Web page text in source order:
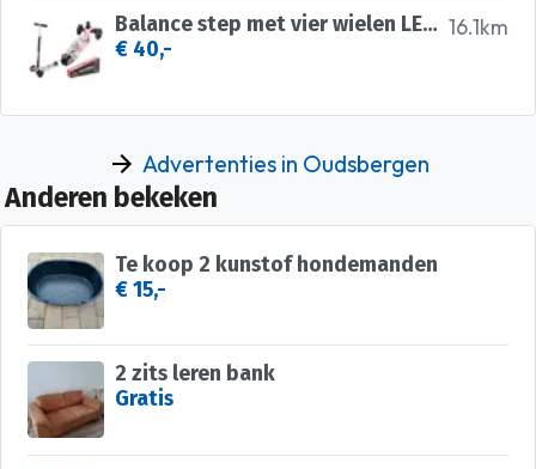
16.1km
Balance step met vier wielen LED knipsels
€ 40,-
Advertenties in Oudsbergen
Anderen bekeken
Te koop 2 kunstof hondemanden
€ 15,-
2 zits leren bank
Gratis